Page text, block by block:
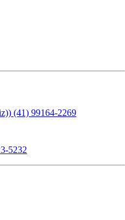
(41) 99164-2269
5232